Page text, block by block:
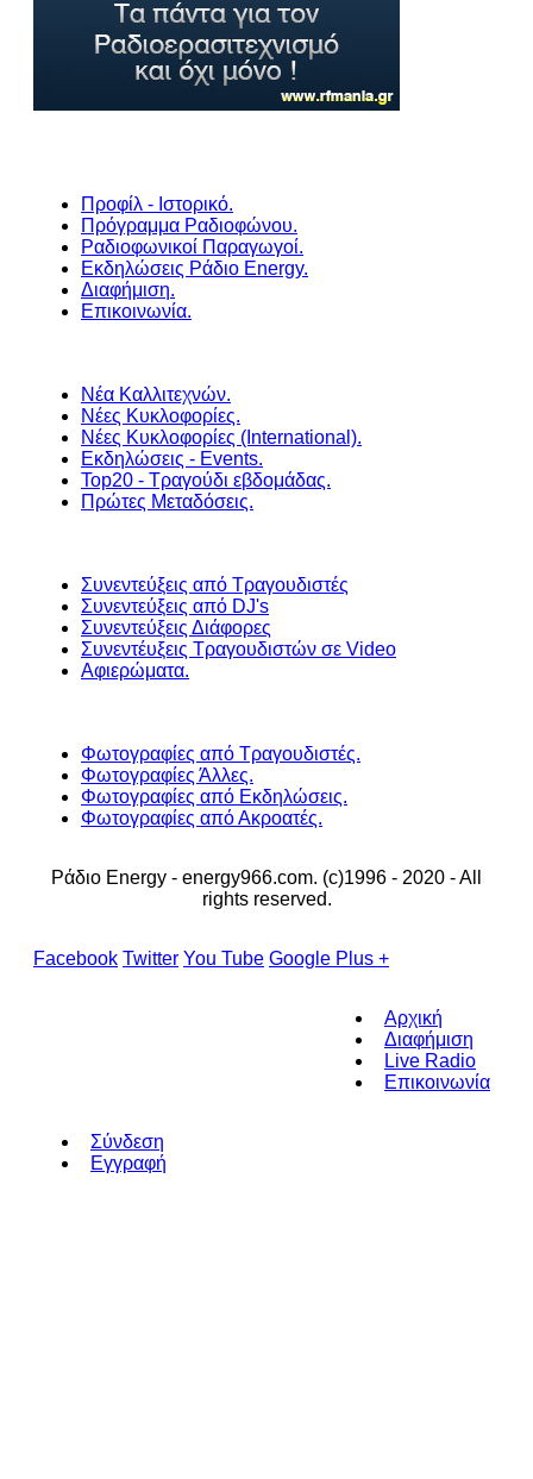
Προφίλ - Ιστορικό.
Πρόγραμμα Ραδιοφώνου.
Ραδιοφωνικοί Παραγωγοί.
Εκδηλώσεις Ράδιο Energy.
Διαφήμιση.
Επικοινωνία.
Νέα Καλλιτεχνών.
Νέες Κυκλοφορίες.
Νέες Κυκλοφορίες (International).
Εκδηλώσεις - Events.
Top20 - Τραγούδι εβδομάδας.
Πρώτες Μεταδόσεις.
Συνεντεύξεις από Τραγουδιστές
Συνεντεύξεις από DJ's
Συνεντεύξεις Διάφορες
Συνεντέυξεις Τραγουδιστών σε Video
Αφιερώματα.
Φωτογραφίες από Τραγουδιστές.
Φωτογραφίες Άλλες.
Φωτογραφίες από Εκδηλώσεις.
Φωτογραφίες από Ακροατές.
Ράδιο Energy - energy966.com. (c)1996 - 2020 - All
rights reserved.
Facebook Twitter You Tube Google Plus +
Αρχική
Διαφήμιση
Live Radio
Επικοινωνία
Σύνδεση
Εγγραφή